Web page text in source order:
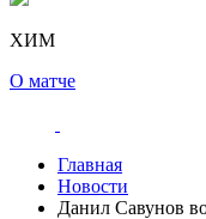
ХИМ
О матче
Главная
Новости
Данил Савунов